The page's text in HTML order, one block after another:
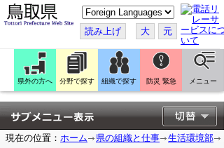
こ
の
ペ
ー
ジ
翻
訳
す
る
読み上げ 大 元
県外の方へ 分野で探す 組織で探す 防災 緊急 メニュー
現在の位置： ホーム 県の組織と仕事
生活環境部